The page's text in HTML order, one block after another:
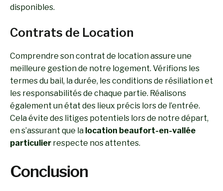
disponibles.
Contrats de Location
Comprendre son contrat de location assure une
meilleure gestion de notre logement. Vérifions les
termes du bail, la durée, les conditions de résiliation et
les responsabilités de chaque partie. Réalisons
également un état des lieux précis lors de l’entrée.
Cela évite des litiges potentiels lors de notre départ,
en s’assurant que la location beaufort-en-vallée
particulier respecte nos attentes.
Conclusion